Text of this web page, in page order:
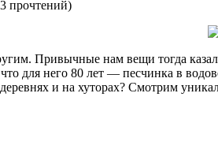
прочтений)
Привычные нам вещи тогда
для него 80 лет — песчинка в
и на хуторах? Смотрим